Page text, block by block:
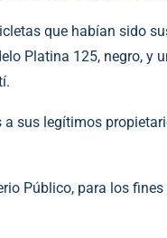
que habían sido
Platina 125, negro, y
sus legítimos
Público, para los